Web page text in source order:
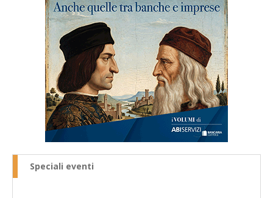
Speciali eventi